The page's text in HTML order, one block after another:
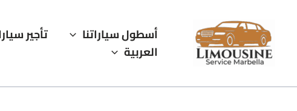
المحتوى
أسطول سياراتنا تأجير
العربية